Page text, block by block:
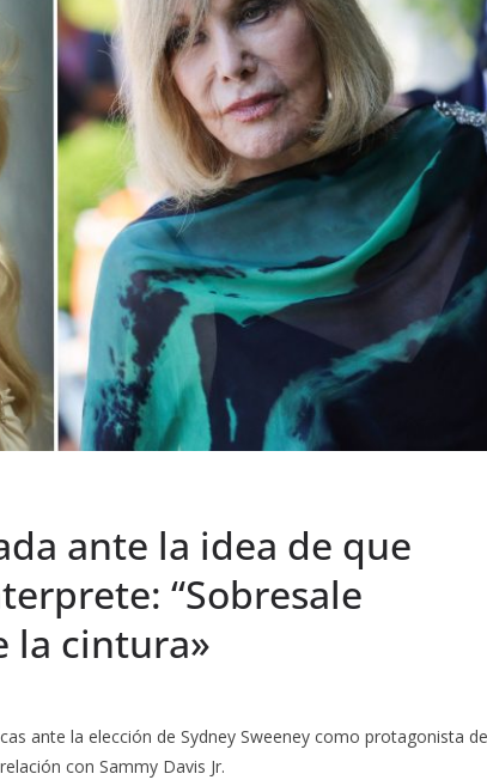
ante la idea de que
“Sobresale
la cintura»
ante la elección de Sydney Sweeney como protagonista de
con Sammy Davis Jr.